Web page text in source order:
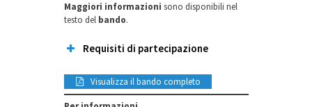
Maggiori informazioni sono disponibili nel
testo del bando.
Requisiti di partecipazione
Visualizza il bando completo